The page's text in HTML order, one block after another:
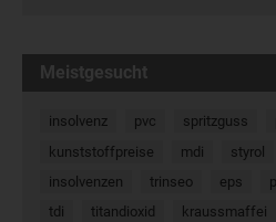
Meistgesucht
insolvenz pvc spritzguss
kunststoffpreise
mdi styrol
insolvenzen
trinseo eps
tdi
titandioxid kraussmaffei